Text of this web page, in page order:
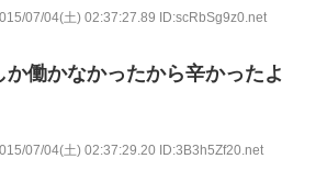
07/04(土) 02:37:27.89 ID:scRbSg9z0.net
働かなかったから辛かったよ
07/04(土) 02:37:29.20 ID:3B3h5Zf20.net